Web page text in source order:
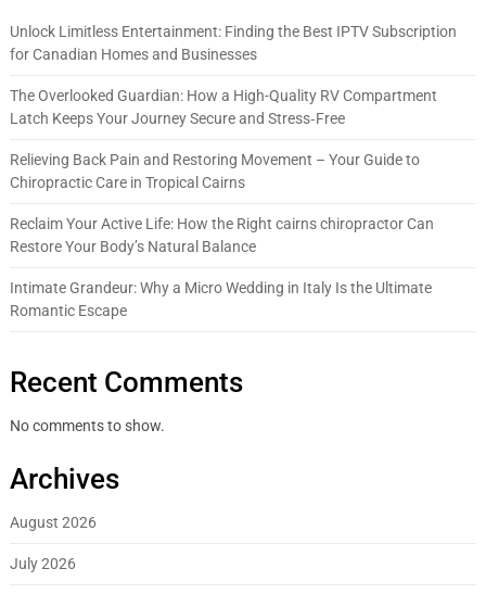
Unlock Limitless Entertainment: Finding the Best IPTV Subscription
for Canadian Homes and Businesses
The Overlooked Guardian: How a High-Quality RV Compartment
Latch Keeps Your Journey Secure and Stress‑Free
Relieving Back Pain and Restoring Movement – Your Guide to
Chiropractic Care in Tropical Cairns
Reclaim Your Active Life: How the Right cairns chiropractor Can
Restore Your Body’s Natural Balance
Intimate Grandeur: Why a Micro Wedding in Italy Is the Ultimate
Romantic Escape
Recent Comments
No comments to show.
Archives
August 2026
July 2026